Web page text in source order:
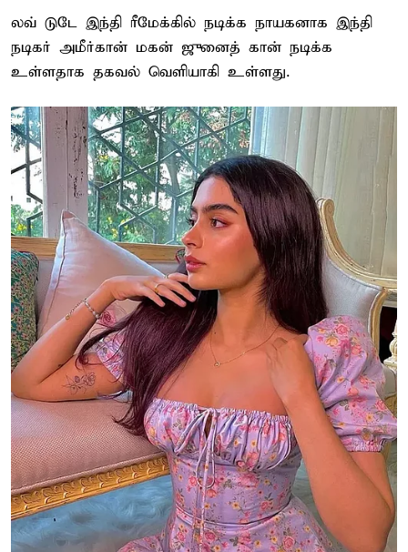
லவ் டுடே இந்தி ரீமேக்கில் நடிக்க நாயகனாக இந்தி
நடிகர் அமீர்கான் மகன் ஜுனைத் கான் நடிக்க
உள்ளதாக தகவல் வெளியாகி உள்ளது.